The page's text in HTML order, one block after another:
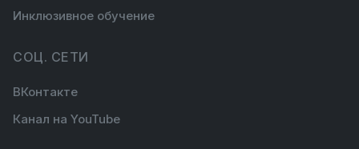
Инклюзивное обучение
СОЦ. СЕТИ
ВКонтакте
Канал на YouTube